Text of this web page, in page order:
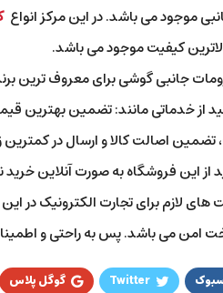
موجود می باشد. در این مرکز انواع
کیفیت موجود می باشد.
جانبی گوشی برای معروف ترین
اصالت کالا و ارسال در کمترین
از این فروشگاه به صورت آنلاین
های لازم برای تجارت الکترونیک در
امن می باشد. پس به راحتی و
Twitter گوگل پلاس